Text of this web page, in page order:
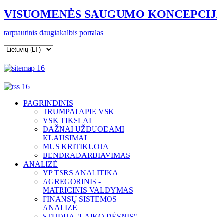
VISUOMENĖS SAUGUMO
tarptautinis daugiakalbis portalas
PAGRINDINIS
TRUMPAI APIE VSK
VSK TIKSLAI
DAŽNAI UŽDUODAMI
KLAUSIMAI
MUS KRITIKUOJA
BENDRADARBIAVIMAS
ANALIZĖ
VP TSRS ANALITIKA
AGREGORINIS -
MATRICINIS VALDYMAS
FINANSŲ SISTEMOS
ANALIZĖ